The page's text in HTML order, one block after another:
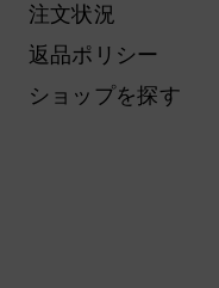
注文状況
返品ポリシー
ショップを探す